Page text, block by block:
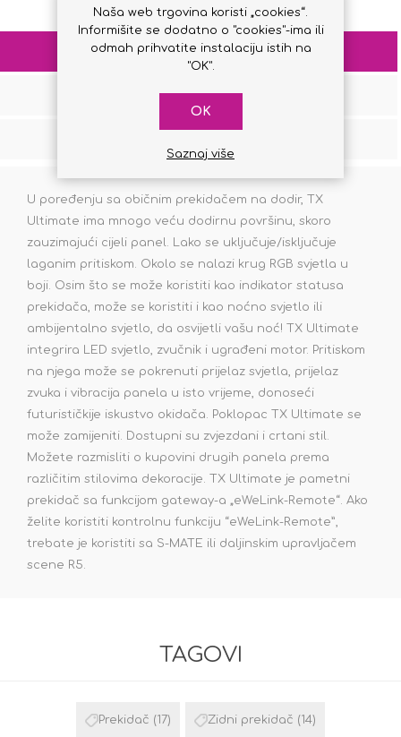
OPIS
RECENZIJE
U poređenju sa običnim prekidačem na dodir, TX
Ultimate ima mnogo veću dodirnu površinu, skoro
zauzimajući cijeli panel. Lako se uključuje/isključuje
laganim pritiskom. Okolo se nalazi krug RGB svjetla u
boji. Osim što se može koristiti kao indikator statusa
prekidača, može se koristiti i kao noćno svjetlo ili
ambijentalno svjetlo, da osvijetli vašu noć! TX Ultimate
integrira LED svjetlo, zvučnik i ugrađeni motor. Pritiskom
na njega može se pokrenuti prijelaz svjetla, prijelaz
zvuka i vibracija panela u isto vrijeme, donoseći
futurističkije iskustvo okidača. Poklopac TX Ultimate se
može zamijeniti. Dostupni su zvjezdani i crtani stil.
Možete razmisliti o kupovini drugih panela prema
različitim stilovima dekoracije. TX Ultimate je pametni
prekidač sa funkcijom gateway-a „eWeLink-Remote“. Ako
želite koristiti kontrolnu funkciju “eWeLink-Remote”,
trebate je koristiti sa S-MATE ili daljinskim upravljačem
scene R5.
TAGOVI
Prekidač (17) Zidni prekidač (14)
Naša web trgovina koristi „cookies“.
Informišite se dodatno o "cookies"-ima ili
odmah prihvatite instalaciju istih na
"OK".
OK
Saznaj više